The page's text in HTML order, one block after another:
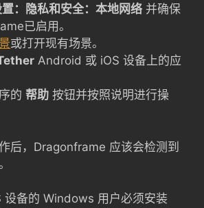
：隐私和安全：本地网络 并确保
已启用。
或打开现有场景。
Android 或 iOS 设备上的应
的 帮助 按钮并按照说明进行操
后，Dragonframe 应该会检测到
设备的 Windows 用户必须安装